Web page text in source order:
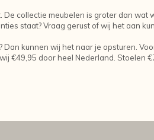
collectie meubelen is groter dan wat
staat? Vraag gerust of wij het aan
kunnen wij het naar je opsturen.
€49,95 door heel Nederland. Stoelen